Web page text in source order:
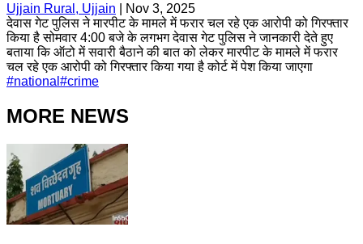
Ujjain Rural, Ujjain
Nov 3, 2025
देवास गेट पुलिस ने मारपीट के मामले में फरार चल रहे एक आरोपी को गिरफ्तार
किया है सोमवार 4:00 बजे के लगभग देवास गेट पुलिस ने जानकारी देते हुए
बताया कि ऑटो में सवारी बैठाने की बात को लेकर मारपीट के मामले में फरार
चल रहे एक आरोपी को गिरफ्तार किया गया है कोर्ट में पेश किया जाएगा
#national #crime
MORE NEWS